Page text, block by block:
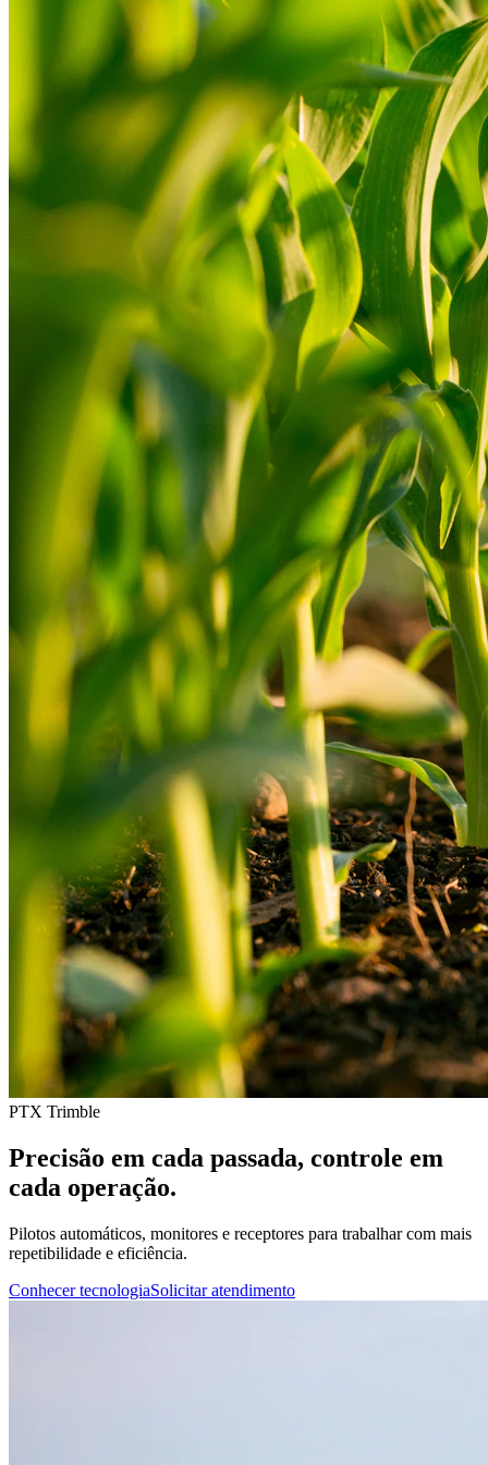
PTX Trimble
Precisão em cada passada, controle em
cada operação.
Pilotos automáticos, monitores e receptores para trabalhar com mais
repetibilidade e eficiência.
Conhecer tecnologiaSolicitar atendimento